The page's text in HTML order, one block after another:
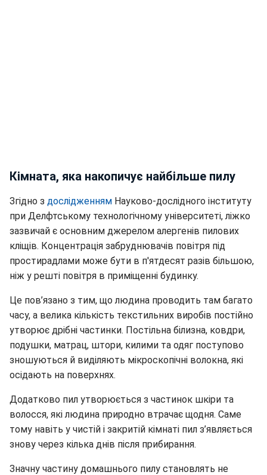
Кімната, яка накопичує найбільше пилу
Згідно з дослідженням Науково-дослідного інституту
при Делфтському технологічному університеті, ліжко
зазвичай є основним джерелом алергенів пилових
кліщів. Концентрація забруднювачів повітря під
простирадлами може бути в п'ятдесят разів більшою,
ніж у решті повітря в приміщенні будинку.
Це пов’язано з тим, що людина проводить там багато
часу, а велика кількість текстильних виробів постійно
утворює дрібні частинки. Постільна білизна, ковдри,
подушки, матрац, штори, килими та одяг поступово
зношуються й виділяють мікроскопічні волокна, які
осідають на поверхнях.
Додатково пил утворюється з частинок шкіри та
волосся, які людина природно втрачає щодня. Саме
тому навіть у чистій і закритій кімнаті пил з’являється
знову через кілька днів після прибирання.
Значну частину домашнього пилу становлять не